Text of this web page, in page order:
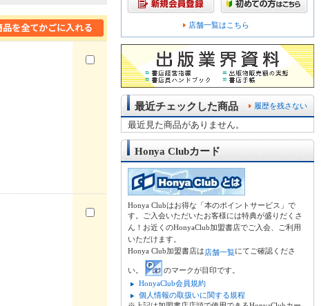
店舗一覧はこちら
履歴を残さない
最近チェックした商品
最近見た商品がありません。
Honya Clubカード
Honya Clubはお得な「本のポイントサービス」で
す。ご入会いただいたお客様には特典が盛りだくさ
ん！お近くのHonyaClub加盟書店でご入会、ご利用
いただけます。
Honya Club加盟書店は店舗一覧にてご確認くださ
い。
のマークが目印です。
HonyaClub会員規約
個人情報の取扱いに関する規程